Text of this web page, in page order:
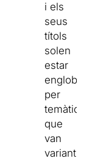
i els
seus
títols
solen
estar
englobats
per
temàtiques
que
van
variant,